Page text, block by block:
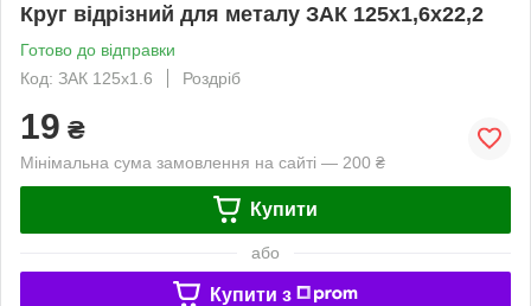
Круг відрізний для металу ЗАК 125х1,6х22,2
Готово до відправки
Код: ЗАК 125х1.6
Роздріб
19 ₴
Мінімальна сума замовлення на сайті — 200 ₴
Купити
або
Купити з